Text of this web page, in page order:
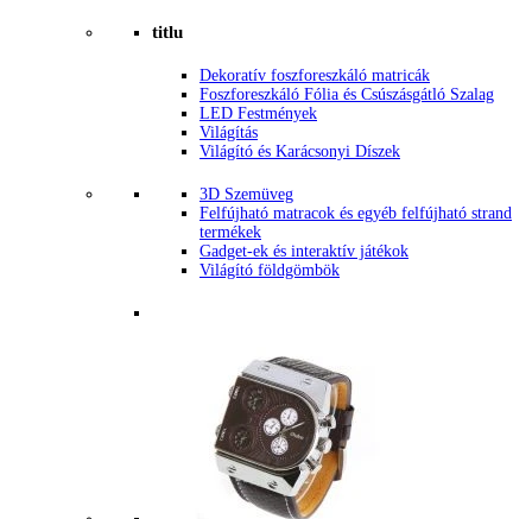
titlu
Dekoratív foszforeszkáló matricák
Foszforeszkáló Fólia és Csúszásgátló Szalag
LED Festmények
Világítás
Világító és Karácsonyi Díszek
3D Szemüveg
Felfújható matracok és egyéb felfújható strand
termékek
Gadget-ek és interaktív játékok
Világító földgömbök